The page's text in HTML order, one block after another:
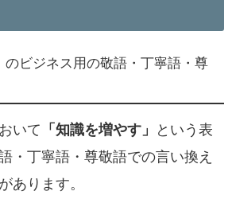
のビジネス用の敬語・丁寧語・尊
いて 「知識を増やす」
という表
・丁寧語・尊敬語での言い換え
あります。